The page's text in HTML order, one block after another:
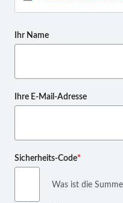
Ihr Name
Ihre E-Mail-Adresse
Pflichtfeld
Sicherheits-Code*
Was ist die Summe